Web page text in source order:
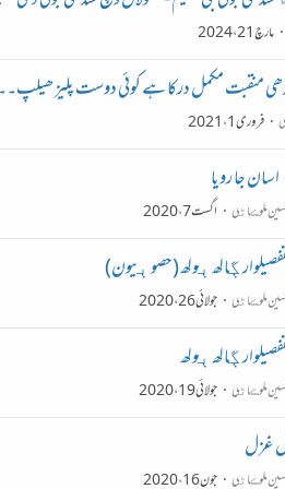
مارچ 21، 2024
منقبت مکمل درکا ہے کوئی دوست پلیز
فروری 1، 2021
جا رويا
ملوڪاڻي اگست 7، 2020
ڳالھ ٻولھ (حصو ٻيون)
ملوڪاڻي جولائی 26، 2020
ڳالھ ٻولھ
ملوڪاڻي جولائی 19، 2020
غزل
ملوڪاڻي جون 16، 2020